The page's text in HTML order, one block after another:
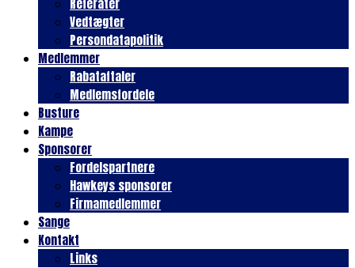
Vedtægter
Persondatapolitik
Medlemmer
Rabataftaler
Medlemsfordele
Busture
Kampe
Sponsorer
Fordelspartnere
Hawkeys sponsorer
Firmamedlemmer
Sange
Kontakt
Links